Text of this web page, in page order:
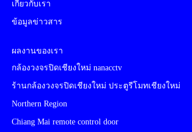
เกี่ยวกับเรา
ข้อมูลข่าวสาร
ผลงานของเรา
กล้องวงจรปิดเชียงใหม่ nanacctv
ร้านกล้องวงจรปิดเชียงใหม่ ประตูรีโมทเชียงใหม่
Northern Region
Chiang Mai remote control door